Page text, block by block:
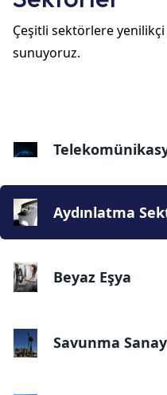
Çeşitli sektörlere
sunuyoruz.
Aydınlatma
Beyaz Eşya
Savunma